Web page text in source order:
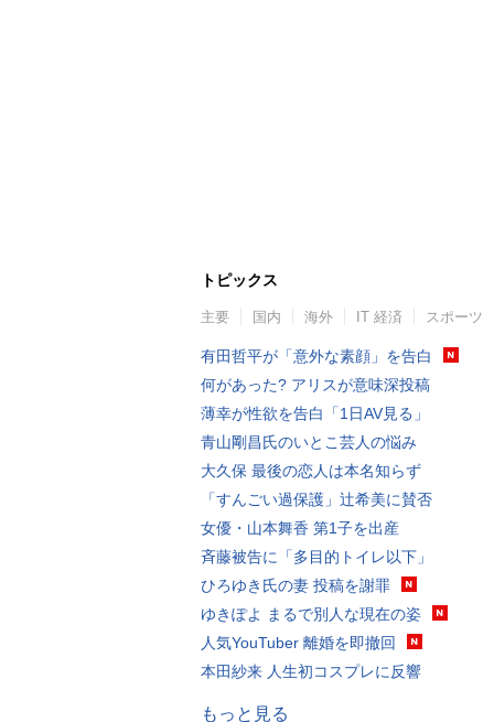
トピックス
主要 国内 海外 IT 経済 スポーツ
有田哲平が「意外な素顔」を告白
何があった? アリスが意味深投稿
薄幸が性欲を告白「1日AV見る」
青山剛昌氏のいとこ芸人の悩み
大久保 最後の恋人は本名知らず
「すんごい過保護」辻希美に賛否
女優・山本舞香 第1子を出産
斉藤被告に「多目的トイレ以下」
ひろゆき氏の妻 投稿を謝罪
ゆきぽよ まるで別人な現在の姿
人気YouTuber 離婚を即撤回
本田紗来 人生初コスプレに反響
もっと見る